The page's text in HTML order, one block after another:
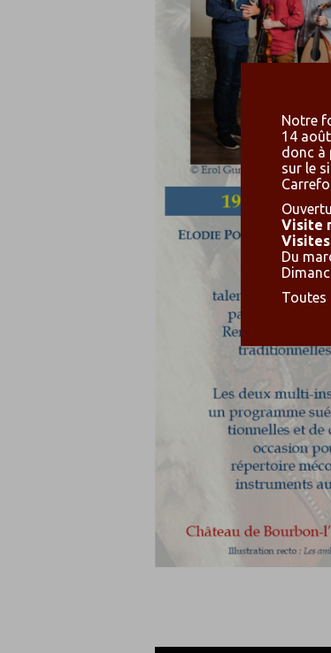
Notre
14
donc à
sur le
Visite
Du
Toutes